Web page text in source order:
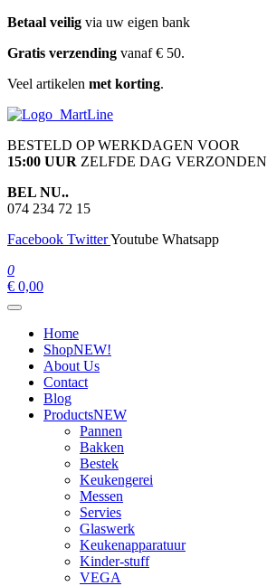
Ga
de
Betaal veilig via uw eigen bank
Gratis verzending vanaf € 50.
Veel artikelen met korting.
martline.nl
BESTELD OP WERKDAGEN VOOR
15:00 UUR ZELFDE DAG VERZONDEN
BEL NU..
074 234 72 15
Facebook TwitterYoutube Whatsapp
0
€ 0,00
Home
ShopNEW!
About Us
Contact
Blog
ProductsNEW
Pannen
Bakken
Bestek
Keukengerei
Messen
Servies
Glaswerk
Keukenapparatuur
Kinder-stuff
VEGA